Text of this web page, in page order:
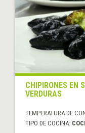
CHIPIRONES EN
VERDURAS
TEMPERATURA DE
TIPO DE COCINA: